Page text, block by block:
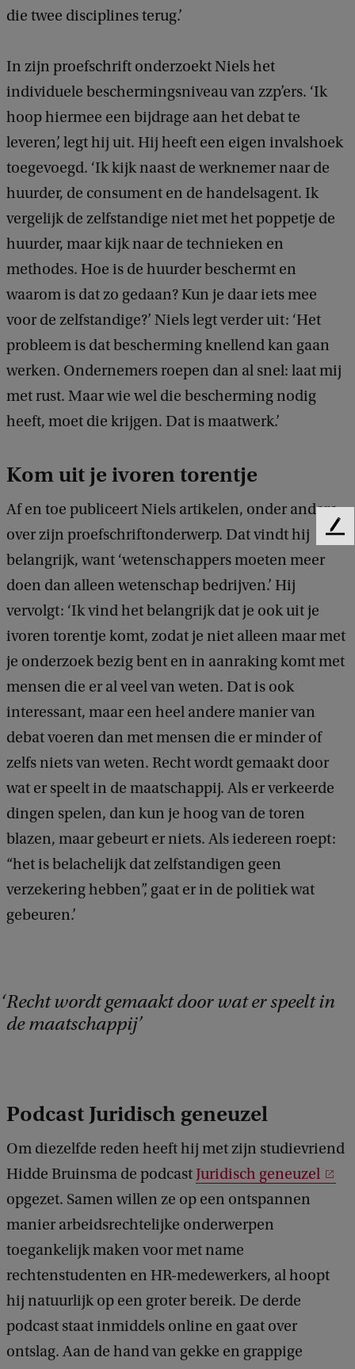
die twee disciplines terug.’
In zijn proefschrift onderzoekt Niels het
individuele beschermingsniveau van zzp’ers. ‘Ik
hoop hiermee een bijdrage aan het debat te
leveren’, legt hij uit. Hij heeft een eigen invalshoek
toegevoegd. ‘Ik kijk naast de werknemer naar de
huurder, de consument en de handelsagent. Ik
vergelijk de zelfstandige niet met het poppetje de
huurder, maar kijk naar de technieken en
methodes. Hoe is de huurder beschermt en
waarom is dat zo gedaan? Kun je daar iets mee
voor de zelfstandige?’ Niels legt verder uit: ‘Het
probleem is dat bescherming knellend kan gaan
werken. Ondernemers roepen dan al snel: laat mij
met rust. Maar wie wel die bescherming nodig
heeft, moet die krijgen. Dat is maatwerk.’
Kom uit je ivoren torentje
Af en toe publiceert Niels artikelen, onder andere
over zijn proefschriftonderwerp. Dat vindt hij
belangrijk, want ‘wetenschappers moeten meer
doen dan alleen wetenschap bedrijven.’ Hij
vervolgt: ‘Ik vind het belangrijk dat je ook uit je
ivoren torentje komt, zodat je niet alleen maar met
je onderzoek bezig bent en in aanraking komt met
mensen die er al veel van weten. Dat is ook
interessant, maar een heel andere manier van
debat voeren dan met mensen die er minder of
zelfs niets van weten. Recht wordt gemaakt door
wat er speelt in de maatschappij. Als er verkeerde
dingen spelen, dan kun je hoog van de toren
blazen, maar gebeurt er niets. Als iedereen roept:
“het is belachelijk dat zelfstandigen geen
verzekering hebben”, gaat er in de politiek wat
gebeuren.’
Recht wordt gemaakt door wat er speelt in
de maatschappij
Podcast Juridisch geneuzel
Om diezelfde reden heeft hij met zijn studievriend
Hidde Bruinsma de podcast Juridisch geneuzel
opgezet. Samen willen ze op een ontspannen
manier arbeidsrechtelijke onderwerpen
toegankelijk maken voor met name
rechtenstudenten en HR-medewerkers, al hoopt
hij natuurlijk op een groter bereik. De derde
podcast staat inmiddels online en gaat over
ontslag. Aan de hand van gekke en grappige
F
c
k